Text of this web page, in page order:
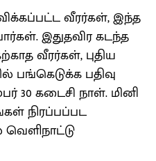
வீரர்கள், இந்த
இதுதவிர கடந்த
வீரர்கள், புதிய
பங்கெடுக்க பதிவு
30 கடைசி நாள். மினி
நிரப்பப்பட
வெளிநாட்டு